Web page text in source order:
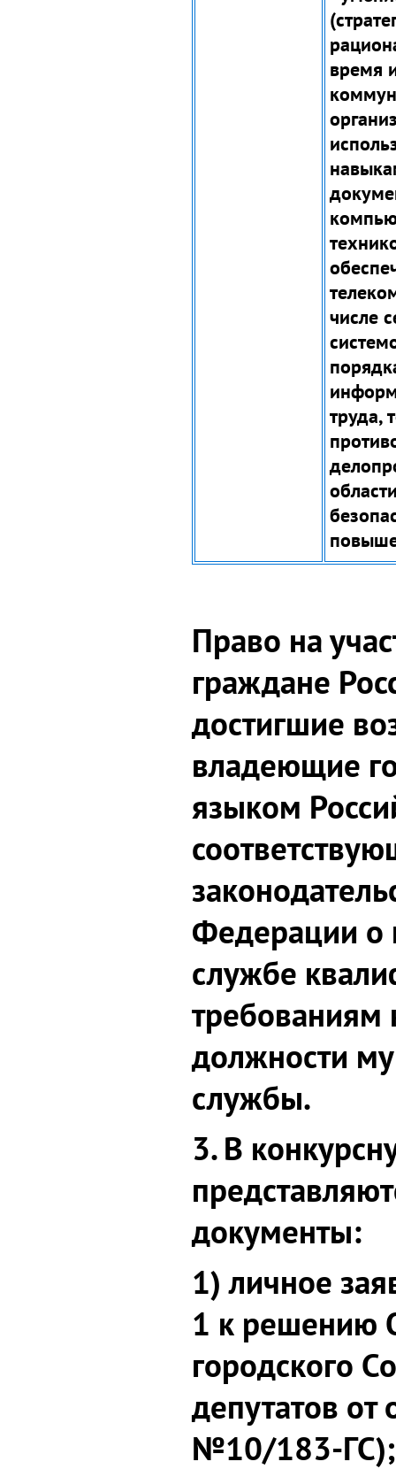
время
числе
труда,
Право на
граждане
достигшие
владеющие
языком
Федерации о
службе
требованиям
должности
службы.
3. В
документы:
1) личное
1 к решению
городского
депутатов от
№10/183-ГС);